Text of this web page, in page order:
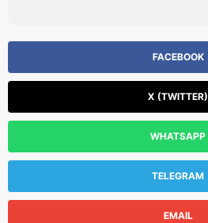
FACEBOOK
X (TWITTER)
WHATSAPP
TELEGRAM
EMAIL